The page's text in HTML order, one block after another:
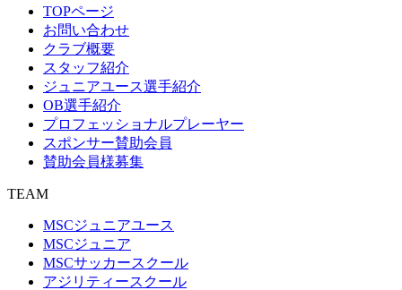
TOPページ
お問い合わせ
クラブ概要
スタッフ紹介
ジュニアユース選手紹介
OB選手紹介
プロフェッショナルプレーヤー
スポンサー賛助会員
賛助会員様募集
TEAM
MSCジュニアユース
MSCジュニア
MSCサッカースクール
アジリティースクール